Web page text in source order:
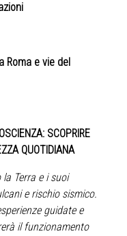
Roma e vie del
SCOPRIRE
QUOTIDIANA
Terra e i suoi
e rischio sismico.
guidate e
il funzionamento